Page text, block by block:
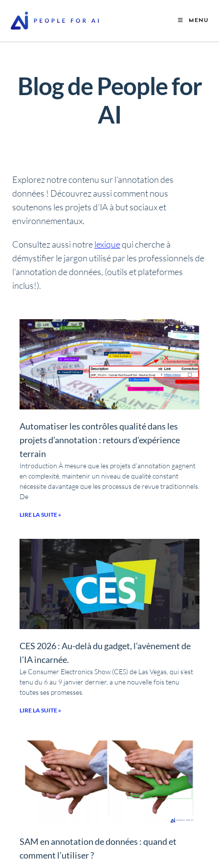
MENU
Blog de People for
AI
Explorez notre contenu sur l’annotation des
données ! Découvrez aussi comment nous
soutenons les projets d’IA à but sociaux et
environnementaux.
Consultez aussi notrelexiquequi cherche à
démystifier le jargon utilisé par les professionnels de
l’annotation de données, (outils et plateformes
inclus!).
Automatiser les contrôles qualité dans les
projets d’annotation : retours d’expérience
terrain
Introduction À mesure que les projets d’annotation gagnent
en complexité, maintenir un niveau de qualité constant
nécessite davantage que les processus de revue traditionnels.
De
LIRE LA SUITE »
CES 2026 : Au-delà du gadget, l’avènement de
l’IA incarnée.
Le Consumer Electronics Show (CES) de Las Vegas, qui s’est
tenu du 6 au 9 janvier dernier, a une nouvelle fois tenu
toutes ses promesses.
LIRE LA SUITE »
SAM en annotation de données : quand et
comment l’utiliser ?